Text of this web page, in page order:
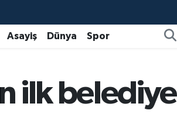
Asayiş Dünya Spor
ilk belediye